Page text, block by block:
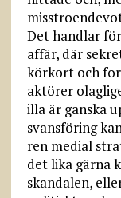
Det handlar
affär, där
körkort och
aktörer
illa är ganska
svansföring
ren medial
det lika gärna
skandalen,